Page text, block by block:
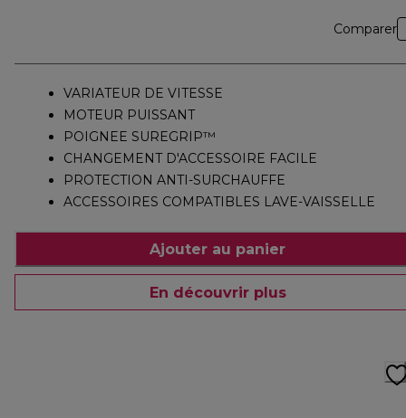
Comparer
VARIATEUR DE VITESSE
MOTEUR PUISSANT
POIGNEE SUREGRIP™
CHANGEMENT D'ACCESSOIRE FACILE
PROTECTION ANTI-SURCHAUFFE
ACCESSOIRES COMPATIBLES LAVE-VAISSELLE
Ajouter au panier
En découvrir plus